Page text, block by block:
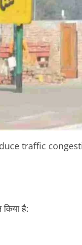
traffic
किया है: